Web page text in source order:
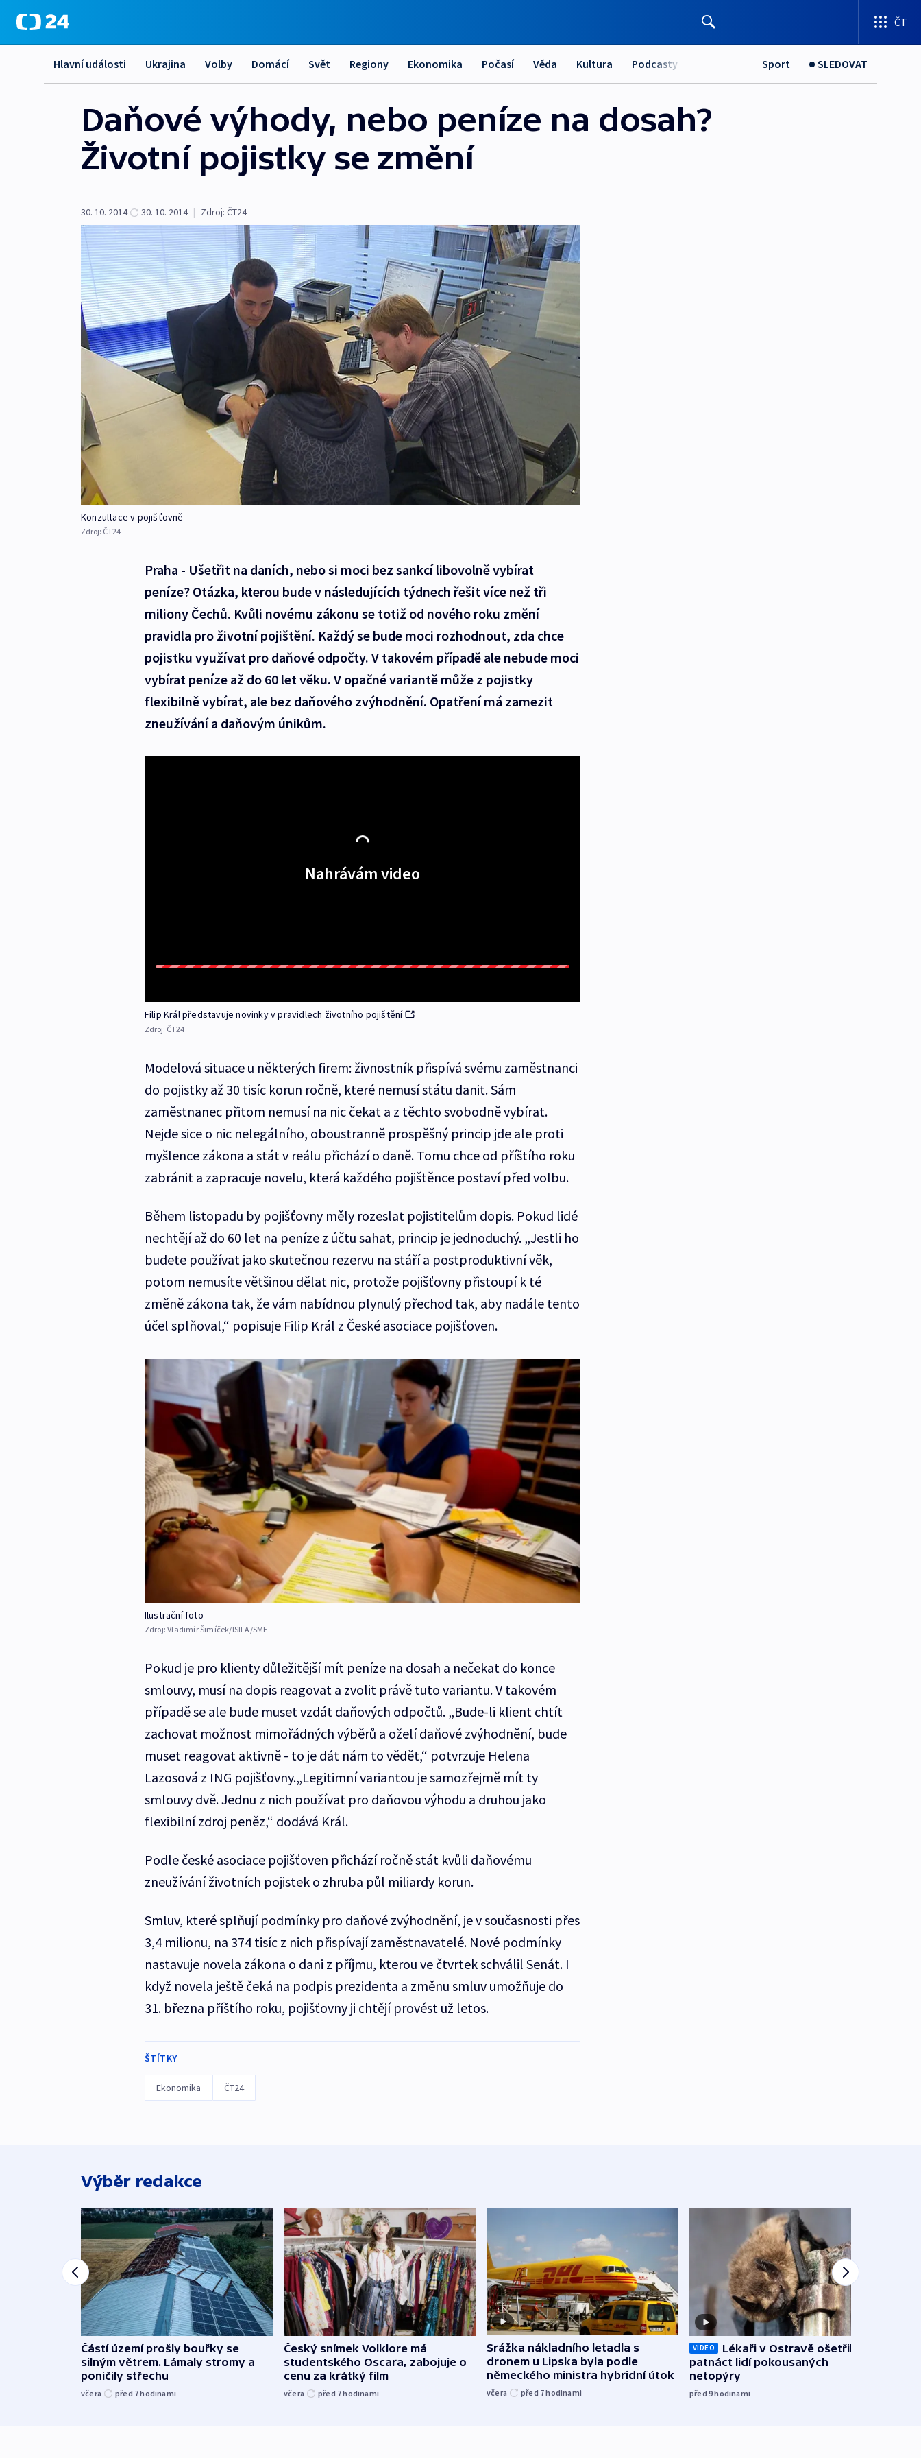
ČT
Hlavní události Ukrajina Volby Domácí Svět Regiony Ekonomika Počasí Věda Kultura Podcasty Sport SLEDOVAT
Daňové výhody, nebo peníze na dosah?
Životní pojistky se změní
30. 10. 2014 30. 10. 2014 | Zdroj: ČT24
Konzultace v pojišťovně
Zdroj: ČT24
Praha - Ušetřit na daních, nebo si moci bez sankcí libovolně vybírat
peníze? Otázka, kterou bude v následujících týdnech řešit více než tři
miliony Čechů. Kvůli novému zákonu se totiž od nového roku změní
pravidla pro životní pojištění. Každý se bude moci rozhodnout, zda chce
pojistku využívat pro daňové odpočty. V takovém případě ale nebude moci
vybírat peníze až do 60 let věku. V opačné variantě může z pojistky
flexibilně vybírat, ale bez daňového zvýhodnění. Opatření má zamezit
zneužívání a daňovým únikům.
Nahrávám video
Filip Král představuje novinky v pravidlech životního pojištění
Zdroj: ČT24
Modelová situace u některých firem: živnostník přispívá svému zaměstnanci
do pojistky až 30 tisíc korun ročně, které nemusí státu danit. Sám
zaměstnanec přitom nemusí na nic čekat a z těchto svobodně vybírat.
Nejde sice o nic nelegálního, oboustranně prospěšný princip jde ale proti
myšlence zákona a stát v reálu přichází o daně. Tomu chce od příštího roku
zabránit a zapracuje novelu, která každého pojištěnce postaví před volbu.
Během listopadu by pojišťovny měly rozeslat pojistitelům dopis. Pokud lidé
nechtějí až do 60 let na peníze z účtu sahat, princip je jednoduchý. „Jestli ho
budete používat jako skutečnou rezervu na stáří a postproduktivní věk,
potom nemusíte většinou dělat nic, protože pojišťovny přistoupí k té
změně zákona tak, že vám nabídnou plynulý přechod tak, aby nadále tento
účel splňoval,“ popisuje Filip Král z České asociace pojišťoven.
Ilustrační foto
Zdroj:Vladimír Šimíček/ISIFA/SME
Pokud je pro klienty důležitější mít peníze na dosah a nečekat do konce
smlouvy, musí na dopis reagovat a zvolit právě tuto variantu. V takovém
případě se ale bude muset vzdát daňových odpočtů. „Bude-li klient chtít
zachovat možnost mimořádných výběrů a oželí daňové zvýhodnění, bude
muset reagovat aktivně - to je dát nám to vědět,“ potvrzuje Helena
Lazosová z ING pojišťovny.„Legitimní variantou je samozřejmě mít ty
smlouvy dvě. Jednu z nich používat pro daňovou výhodu a druhou jako
flexibilní zdroj peněz,“ dodává Král.
Podle české asociace pojišťoven přichází ročně stát kvůli daňovému
zneužívání životních pojistek o zhruba půl miliardy korun.
Smluv, které splňují podmínky pro daňové zvýhodnění, je v současnosti přes
3,4 milionu, na 374 tisíc z nich přispívají zaměstnavatelé. Nové podmínky
nastavuje novela zákona o dani z příjmu, kterou ve čtvrtek schválil Senát. I
když novela ještě čeká na podpis prezidenta a změnu smluv umožňuje do
31. března příštího roku, pojišťovny ji chtějí provést už letos.
ŠTÍTKY
Ekonomika ČT24
Výběr redakce
Částí území prošly bouřky se
silným větrem. Lámaly stromy a
poničily střechu
včera před 7hodinami
Český snímek Volklore má
studentského Oscara, zabojuje o
cenu za krátký film
včera před 7hodinami
Srážka nákladního letadla s
dronem u Lipska byla podle
německého ministra hybridní útok
včera před 7hodinami
VIDEO
Lékaři v Ostravě ošetřili už
patnáct lidí pokousaných
netopýry
před 9hodinami